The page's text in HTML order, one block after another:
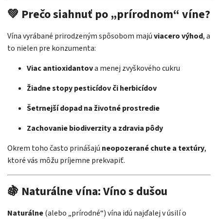
💚 Prečo siahnuť po „prírodnom“ víne?
Vína vyrábané prirodzeným spôsobom majúviacero výhod, a
to nielen pre konzumenta:
Viac antioxidantova menej zvyškového cukru
Žiadne stopy pesticídov či herbicídov
Šetrnejší dopad na životné prostredie
Zachovanie biodiverzity a zdravia pôdy
Okrem toho často prinášajú neopozerané chute a textúry,
ktoré vás môžu príjemne prekvapiť.
🍇 Naturálne vína: Víno s dušou
Naturálne(alebo „prírodné“) vína idú najďalej v úsilí o